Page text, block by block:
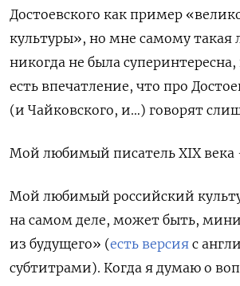
Достоевского как пример
культуры», но мне самому такая
никогда не была суперинтересна,
есть впечатление, что про
(и Чайковского, и…) говорят
Мой любимый писатель XIX
Мой любимый российский
на самом деле, может быть,
из будущего» (есть версия с
субтитрами). Когда я думаю о